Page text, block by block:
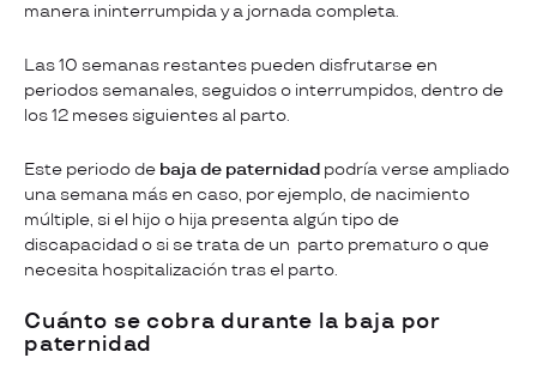
manera ininterrumpida y a jornada completa.
Las 10 semanas restantes pueden disfrutarse en
periodos semanales, seguidos o interrumpidos, dentro de
los 12 meses siguientes al parto.
Este periodo de baja de paternidad podría verse ampliado
una semana más en caso, por ejemplo, de nacimiento
múltiple, si el hijo o hija presenta algún tipo de
discapacidad o si se trata de un parto prematuro o que
necesita hospitalización tras el parto.
Cuánto se cobra durante la baja por
paternidad